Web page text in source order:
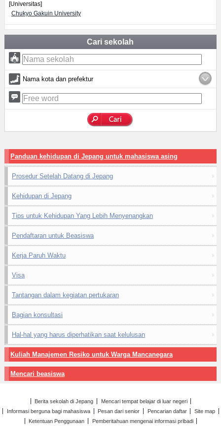
[Universitas]
Chukyo Gakuin University
Cari sekolah
Nama kota dan prefektur
Panduan kehidupan di Jepang untuk mahasiswa asing
Prosedur Setelah Datang di Jepang
Kehidupan di Jepang
Tips untuk Kehidupan Yang Lebih Menyenangkan
Pendaftaran untuk Beasiswa
Kerja Paruh Waktu
Visa
Tantangan dalam kegiatan pertukaran
Bagian konsultasi
Hal-hal yang harus diperhatikan saat kelulusan
Kuliah Manajemen Resiko untuk Warga Mancanegara
Mencari beasiswa
Berita sekolah di Jepang
Mencari tempat belajar di luar negeri
Informasi berguna bagi mahasiswa
Pesan dari senior Pencarian daftar
Site map
Ketentuan Penggunaan
Pemberitahuan mengenai informasi pribadi